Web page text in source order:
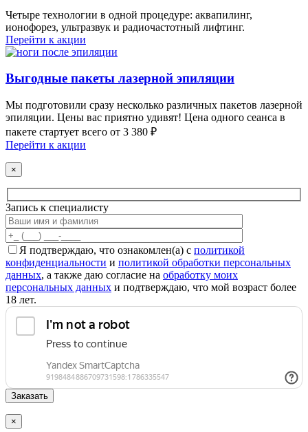
Четыре технологии в одной процедуре: аквапилинг,
ионофорез, ультразвук и радиочастотный лифтинг.
Перейти к акции
Выгодные пакеты лазерной эпиляции
Мы подготовили сразу несколько различных пакетов лазерной
эпиляции. Цены вас приятно удивят! Цена одного сеанса в
пакете стартует всего от 3 380 ₽
Перейти к акции
×
Запись к специалисту
Я подтверждаю, что ознакомлен(а) с политикой
конфиденциальности и политикой обработки персональных
данных, а также даю согласие на обработку моих
персональных данных и подтверждаю, что мой возраст более
18 лет.
×